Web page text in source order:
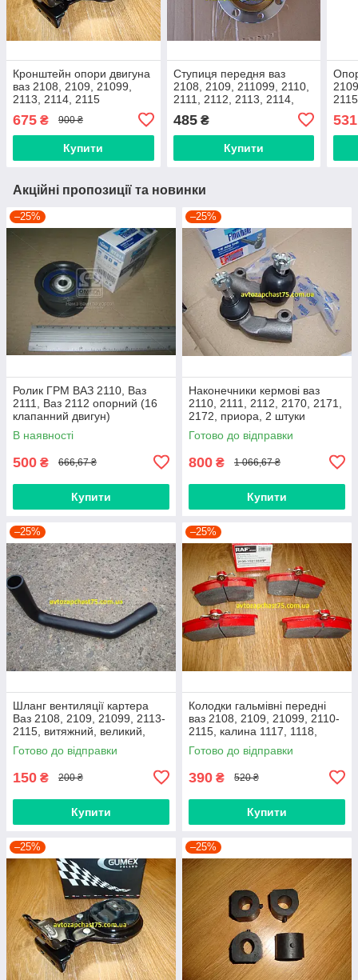
Кронштейн опори двигуна
ваз 2108, 2109, 21099,
2113, 2114, 2115
Польща)
675 ₴ 900 ₴
Купити
Ступиця передня ваз
2108, 2109, 211099, 2110,
2111, 2112, 2113, 2114,
Харків)
485₴
Купити
531
Акційні пропозиції та новинки
–25%
Ролик ГРМ ВАЗ 2110, Ваз
2111, Ваз 2112 опорний (16
клапанний двигун)
В наявності
500 ₴ 666,67 ₴
Купити
–25%
Наконечники кермові ваз
2110, 2111, 2112, 2170, 2171,
2172, приора, 2 штуки
(виробник Finwhale,
Німеччина)
Готово до відправки
800 ₴ 1 066,67 ₴
Купити
–25%
Шланг вентиляції картера
Ваз 2108, 2109, 21099, 2113-
2115, витяжний, великий,
нижній
Готово до відправки
150 ₴ 200 ₴
Купити
–25%
Колодки гальмівні передні
ваз 2108, 2109, 21099, 2110-
2115, калина 1117, 1118,
1119, приора 2170 (Raf,
Латвія)
Готово до відправки
390 ₴ 520 ₴
Купити
–25% –25%